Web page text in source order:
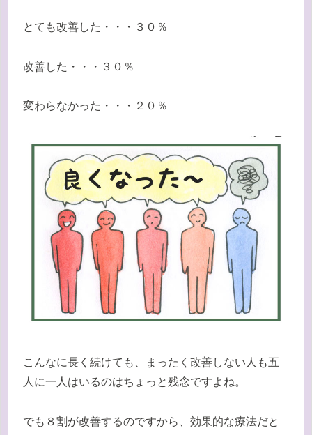
とても改善した・・・３０％
改善した・・・３０％
変わらなかった・・・２０％
こんなに長く続けても、まったく改善しない人も五
人に一人はいるのはちょっと残念ですよね。
でも８割が改善するのですから、効果的な療法だと